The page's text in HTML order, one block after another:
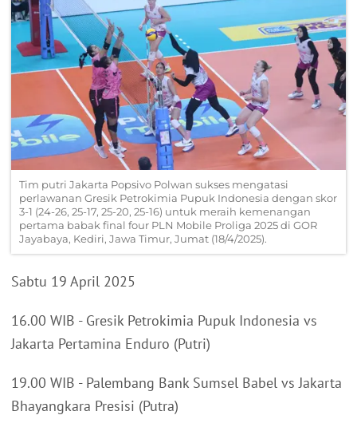
Tim putri Jakarta Popsivo Polwan sukses mengatasi
perlawanan Gresik Petrokimia Pupuk Indonesia dengan skor
3-1 (24-26, 25-17, 25-20, 25-16) untuk meraih kemenangan
pertama babak final four PLN Mobile Proliga 2025 di GOR
Jayabaya, Kediri, Jawa Timur, Jumat (18/4/2025).
Sabtu 19 April 2025
16.00 WIB - Gresik Petrokimia Pupuk Indonesia vs
Jakarta Pertamina Enduro (Putri)
19.00 WIB - Palembang Bank Sumsel Babel vs Jakarta
Bhayangkara Presisi (Putra)